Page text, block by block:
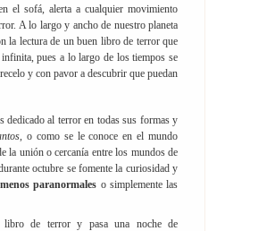
el sofá, alerta a cualquier movimiento
A lo largo y ancho de nuestro planeta
la lectura de un buen libro de terror que
pues a lo largo de los tiempos se
y con pavor a descubrir que puedan
dedicado al terror en todas sus formas y
, o como se le conoce en el mundo
la unión o cercanía entre los mundos de
octubre se fomente la curiosidad y
paranormales o simplemente las
de terror y pasa una noche de